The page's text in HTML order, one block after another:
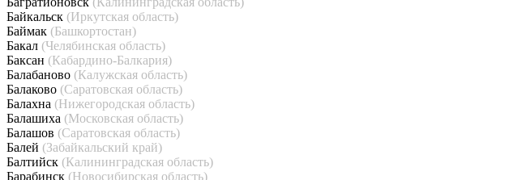
Байкальск (Иркутская область)
Баймак (Башкортостан)
Бакал (Челябинская область)
Баксан (Кабардино-Балкария)
Балабаново (Калужская область)
Балаково (Саратовская область)
Балахна (Нижегородская область)
Балашиха (Московская область)
Балашов (Саратовская область)
Балей (Забайкальский край)
Балтийск (Калининградская область)
Барабинск (Новосибирская область)